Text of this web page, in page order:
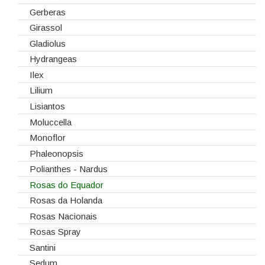
Gerberas
Girassol
Gladiolus
Hydrangeas
Ilex
Lilium
Lisiantos
Moluccella
Monoflor
Phaleonopsis
Polianthes - Nardus
Rosas do Equador
Rosas da Holanda
Rosas Nacionais
Rosas Spray
Santini